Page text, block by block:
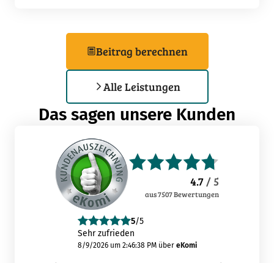
Beitrag berechnen
Alle Leistungen
Das sagen unsere Kunden
4.7/ 5
aus7507Bewertungen
5/5
Sehr zufrieden
8/9/2026 um 2:46:38 PMüber eKomi